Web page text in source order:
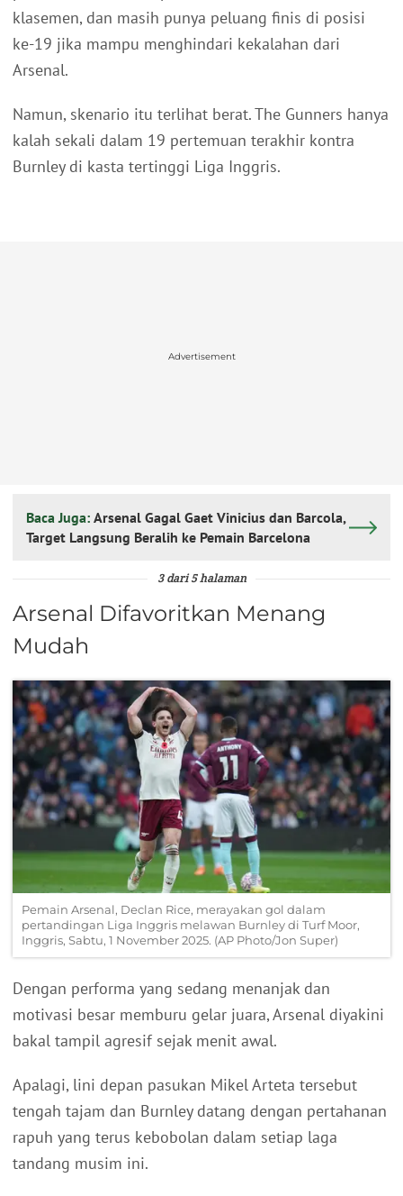
klasemen, dan masih punya peluang finis di posisi
ke-19 jika mampu menghindari kekalahan dari
Arsenal.
Namun, skenario itu terlihat berat. The Gunners hanya
kalah sekali dalam 19 pertemuan terakhir kontra
Burnley di kasta tertinggi Liga Inggris.
Advertisement
Baca Juga: Arsenal Gagal Gaet Vinicius dan Barcola,
Target Langsung Beralih ke Pemain Barcelona
3 dari 5 halaman
Arsenal Difavoritkan Menang
Mudah
Pemain Arsenal, Declan Rice, merayakan gol dalam
pertandingan Liga Inggris melawan Burnley di Turf Moor,
Inggris, Sabtu, 1 November 2025. (AP Photo/Jon Super)
Dengan performa yang sedang menanjak dan
motivasi besar memburu gelar juara, Arsenal diyakini
bakal tampil agresif sejak menit awal.
Apalagi, lini depan pasukan Mikel Arteta tersebut
tengah tajam dan Burnley datang dengan pertahanan
rapuh yang terus kebobolan dalam setiap laga
tandang musim ini.